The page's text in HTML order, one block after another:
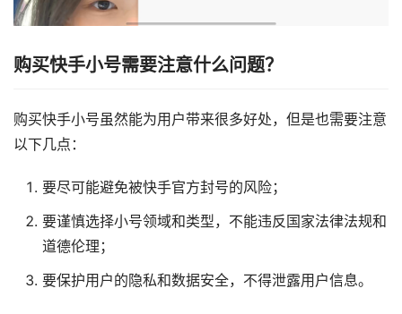
购买快手小号需要注意什么问题？
购买快手小号虽然能为用户带来很多好处，但是也需要注意
以下几点：
要尽可能避免被快手官方封号的风险；
要谨慎选择小号领域和类型，不能违反国家法律法规和
道德伦理；
要保护用户的隐私和数据安全，不得泄露用户信息。